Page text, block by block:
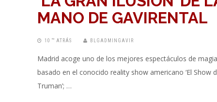
MANO DE GAVIRENTAL
10 “” ATRÁS BLGADMINGAVIR
Madrid acoge uno de los mejores espectáculos de magia
basado en el conocido reality show americano ‘El Show
Truman’; …